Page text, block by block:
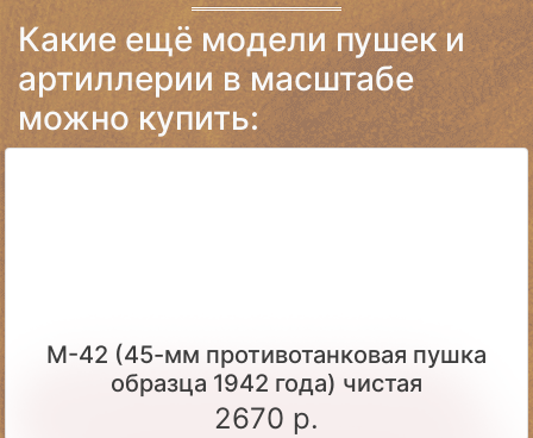
Какие ещё модели пушек и
артиллерии в масштабе
можно купить:
М-42 (45-мм противотанковая пушка
образца 1942 года) чистая
2670 р.